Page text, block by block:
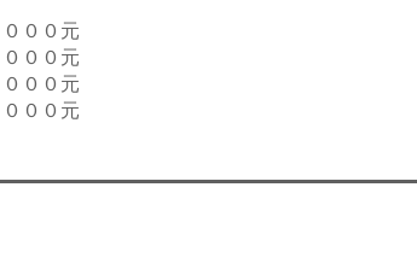
０００元
０００元
０００元
０００元